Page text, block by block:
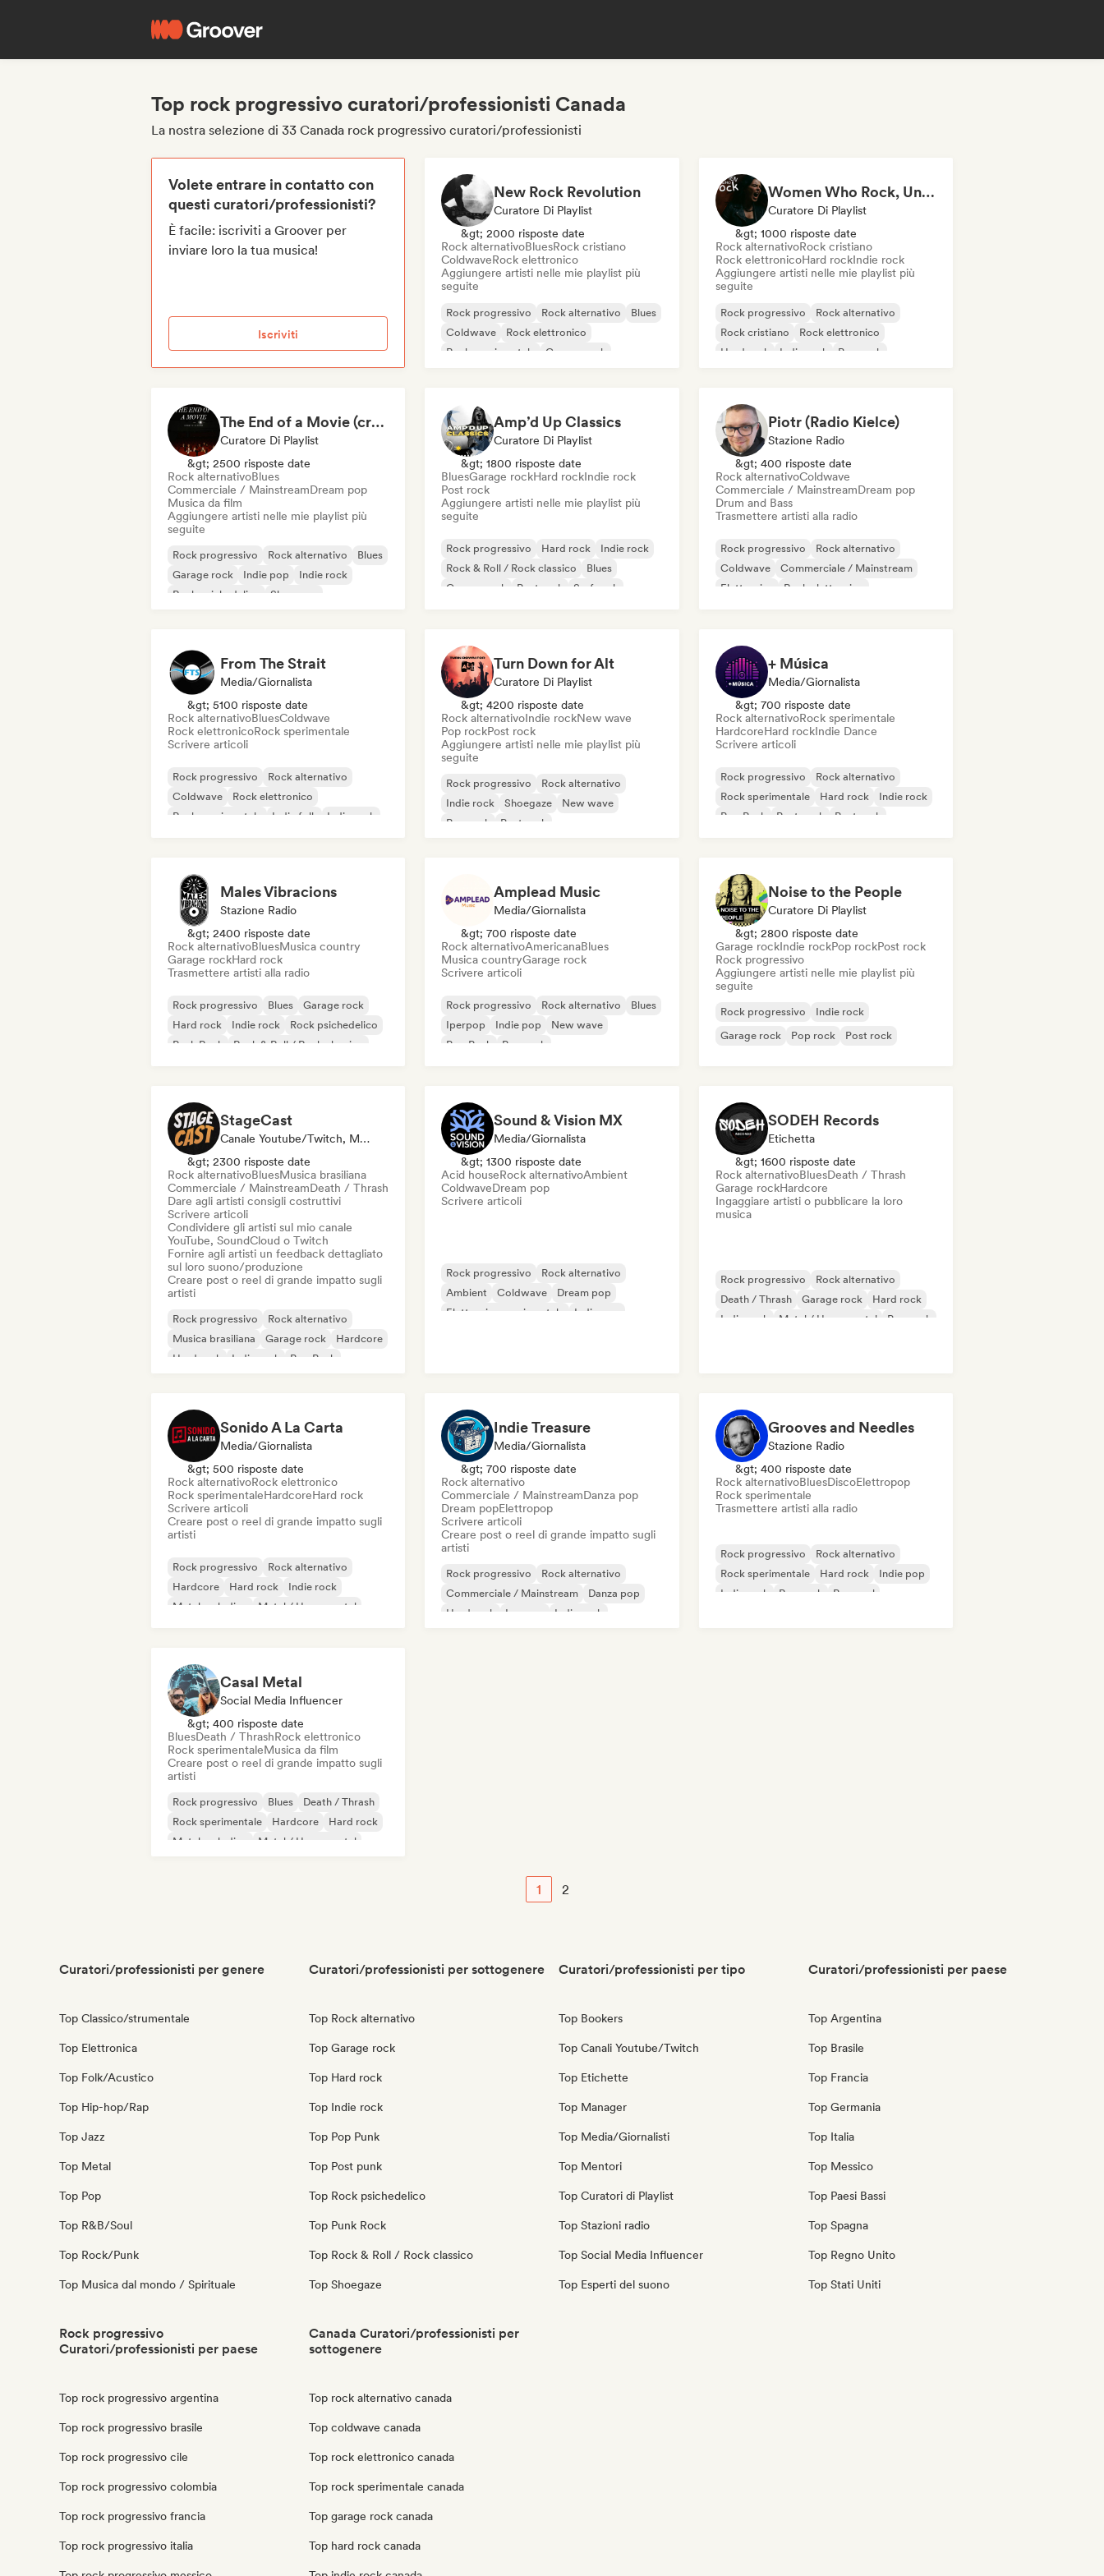
Top rock progressivo curatori/professionisti Canada
La nostra selezione di 33 Canada rock progressivo curatori/professionisti
Volete entrare in contatto con
questi curatori/professionisti?
È facile: iscriviti a Groover per
inviare loro la tua musica!
Iscriviti
New Rock Revolution
Curatore Di Playlist
&gt; 2000 risposte date
Rock alternativoBluesRock cristiano
ColdwaveRock elettronico
Aggiungere artisti nelle mie playlist più
seguite
Rock progressivo Rock alternativo
Blues
Coldwave
Rock elettronico
Rock sperimentale
Garage rock
Women Who Rock, Unapologetically
Curatore Di Playlist
&gt; 1000 risposte date
Rock alternativoRock cristiano
Rock elettronicoHard rockIndie rock
Aggiungere artisti nelle mie playlist più
seguite
Rock progressivo
Rock alternativo
Rock cristiano
Rock elettronico
Hard rock
Indie rock
Pop rock
The End of a Movie (credit scenes) 🎞️ Cinematic Dream Pop & Bedroom Indie
Curatore Di Playlist
&gt; 2500 risposte date
Rock alternativoBlues
Commerciale / MainstreamDream pop
Musica da film
Aggiungere artisti nelle mie playlist più
seguite
Rock progressivo Rock alternativo
Blues
Garage rock
Indie pop
Indie rock
Rock psichedelico
Shoegaze
Amp’d Up Classics
Curatore Di Playlist
&gt; 1800 risposte date
BluesGarage rockHard rockIndie rock
Post rock
Aggiungere artisti nelle mie playlist più
seguite
Rock progressivo Hard rock
Indie rock
Rock & Roll / Rock classico
Blues
Garage rock
Post rock Surf rock
Piotr (Radio Kielce)
Stazione Radio
&gt; 400 risposte date
Rock alternativoColdwave
Commerciale / MainstreamDream pop
Drum and Bass
Trasmettere artisti alla radio
Rock progressivo
Rock alternativo
Coldwave
Commerciale / Mainstream
Elettronica
Rock elettronico
From The Strait
Media/Giornalista
&gt; 5100 risposte date
Rock alternativoBluesColdwave
Rock elettronicoRock sperimentale
Scrivere articoli
Rock progressivo
Rock alternativo
Coldwave
Rock elettronico
Rock sperimentale
Indie folk
Indie rock
Turn Down for Alt
Curatore Di Playlist
&gt; 4200 risposte date
Rock alternativoIndie rockNew wave
Pop rockPost rock
Aggiungere artisti nelle mie playlist più
seguite
Rock progressivo
Rock alternativo
Indie rock
Shoegaze
New wave
Pop rock
Post rock
+ Música
Media/Giornalista
&gt; 700 risposte date
Rock alternativoRock sperimentale
HardcoreHard rockIndie Dance
Scrivere articoli
Rock progressivo
Rock alternativo
Rock sperimentale
Hard rock
Indie rock
Pop Punk
Post punk Post rock
Males Vibracions
Stazione Radio
&gt; 2400 risposte date
Rock alternativoBluesMusica country
Garage rockHard rock
Trasmettere artisti alla radio
Rock progressivo Blues
Garage rock
Hard rock
Indie rock
Rock psichedelico
Punk Rock
Rock & Roll / Rock classico
Amplead Music
Media/Giornalista
&gt; 700 risposte date
Rock alternativoAmericanaBlues
Musica countryGarage rock
Scrivere articoli
Rock progressivo Rock alternativo
Blues
Iperpop
Indie pop
New wave
Pop Punk
Pop rock
Noise to the People
Curatore Di Playlist
&gt; 2800 risposte date
Garage rockIndie rockPop rockPost rock
Rock progressivo
Aggiungere artisti nelle mie playlist più
seguite
Rock progressivo
Indie rock
Garage rock
Pop rock Post rock
StageCast
Canale Youtube/Twitch, Media/Giornalista, Mentore, Social Media Influencer, Esperto Del Suono
&gt; 2300 risposte date
Rock alternativoBluesMusica brasiliana
Commerciale / MainstreamDeath / Thrash
Dare agli artisti consigli costruttivi
Scrivere articoli
Condividere gli artisti sul mio canale
YouTube, SoundCloud o Twitch
Fornire agli artisti un feedback dettagliato
sul loro suono/produzione
Creare post o reel di grande impatto sugli
artisti
Rock progressivo
Rock alternativo
Musica brasiliana
Garage rock
Hardcore
Hard rock
Indie rock Pop Punk
Sound & Vision MX
Media/Giornalista
&gt; 1300 risposte date
Acid houseRock alternativoAmbient
ColdwaveDream pop
Scrivere articoli
Rock progressivo
Rock alternativo
Ambient
Coldwave
Dream pop
Elettronica sperimentale
Indie pop
SODEH Records
Etichetta
&gt; 1600 risposte date
Rock alternativoBluesDeath / Thrash
Garage rockHardcore
Ingaggiare artisti o pubblicare la loro
musica
Rock progressivo
Rock alternativo
Death / Thrash
Garage rock
Hard rock
Indie rock
Metal / Heavy metal Pop rock
Sonido A La Carta
Media/Giornalista
&gt; 500 risposte date
Rock alternativoRock elettronico
Rock sperimentaleHardcoreHard rock
Scrivere articoli
Creare post o reel di grande impatto sugli
artisti
Rock progressivo
Rock alternativo
Hardcore
Hard rock
Indie rock
Metal melodico
Metal / Heavy metal
Indie Treasure
Media/Giornalista
&gt; 700 risposte date
Rock alternativo
Commerciale / MainstreamDanza pop
Dream popElettropop
Scrivere articoli
Creare post o reel di grande impatto sugli
artisti
Rock progressivo
Rock alternativo
Commerciale / Mainstream
Danza pop
Hard rock
Iperpop
Indie rock
Grooves and Needles
Stazione Radio
&gt; 400 risposte date
Rock alternativoBluesDiscoElettropop
Rock sperimentale
Trasmettere artisti alla radio
Rock progressivo
Rock alternativo
Rock sperimentale
Hard rock
Indie pop
Indie rock
Pop rock Pop soul
Casal Metal
Social Media Influencer
&gt; 400 risposte date
BluesDeath / ThrashRock elettronico
Rock sperimentaleMusica da film
Creare post o reel di grande impatto sugli
artisti
Rock progressivo Blues
Death / Thrash
Rock sperimentale
Hardcore
Hard rock
Metal melodico
Metal / Heavy metal
1 2
Curatori/professionisti per genere
Top Classico/strumentale
Top Elettronica
Top Folk/Acustico
Top Hip-hop/Rap
Top Jazz
Top Metal
Top Pop
Top R&B/Soul
Top Rock/Punk
Top Musica dal mondo / Spirituale
Curatori/professionisti per sottogenere
Top Rock alternativo
Top Garage rock
Top Hard rock
Top Indie rock
Top Pop Punk
Top Post punk
Top Rock psichedelico
Top Punk Rock
Top Rock & Roll / Rock classico
Top Shoegaze
Curatori/professionisti per tipo
Top Bookers
Top Canali Youtube/Twitch
Top Etichette
Top Manager
Top Media/Giornalisti
Top Mentori
Top Curatori di Playlist
Top Stazioni radio
Top Social Media Influencer
Top Esperti del suono
Curatori/professionisti per paese
Top Argentina
Top Brasile
Top Francia
Top Germania
Top Italia
Top Messico
Top Paesi Bassi
Top Spagna
Top Regno Unito
Top Stati Uniti
Rock progressivo
Curatori/professionisti per paese
Top rock progressivo argentina
Top rock progressivo brasile
Top rock progressivo cile
Top rock progressivo colombia
Top rock progressivo francia
Top rock progressivo italia
Canada Curatori/professionisti per
sottogenere
Top rock alternativo canada
Top coldwave canada
Top rock elettronico canada
Top rock sperimentale canada
Top garage rock canada
Top hard rock canada